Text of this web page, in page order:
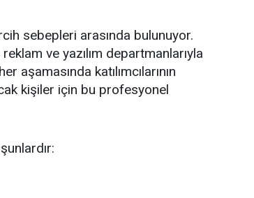
sebepleri arasında bulunuyor.
ve yazılım departmanlarıyla
aşamasında katılımcılarının
kişiler için bu profesyonel